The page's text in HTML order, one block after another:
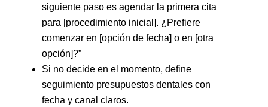
siguiente paso es agendar la primera cita
para [procedimiento inicial]. ¿Prefiere
comenzar en [opción de fecha] o en [otra
opción]?”
Si no decide en el momento, define
seguimiento presupuestos dentales con
fecha y canal claros.